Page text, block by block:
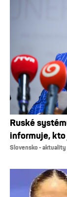
Ruské
informuje, kto
Slovensko - aktuality